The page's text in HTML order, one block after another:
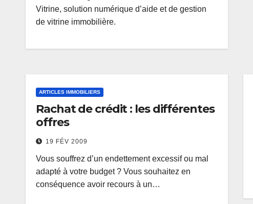
Vitrine, solution numérique d’aide et de gestion
de vitrine immobilière.
ARTICLES IMMOBILIERS
Rachat de crédit : les différentes
offres
19 FÉV 2009
Vous souffrez d’un endettement excessif ou mal
adapté à votre budget ? Vous souhaitez en
conséquence avoir recours à un…